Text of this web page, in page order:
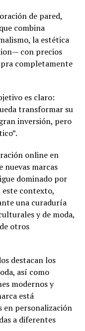
de pared,
combina
la estética
con precios
completamente
es claro:
transformar su
inversión, pero
online en
nuevas marcas
dominado por
este contexto,
una curaduría
y de moda,
otros
destacan los
así como
modernos y
está
en personalización
a diferentes